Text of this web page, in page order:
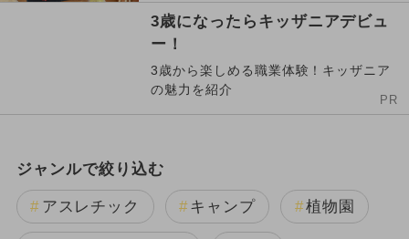
3歳になったらキッザニアデビュ
ー！
3歳から楽しめる職業体験！キッザニア
の魅力を紹介
PR
ジャンルで絞り込む
アスレチック キャンプ 植物園